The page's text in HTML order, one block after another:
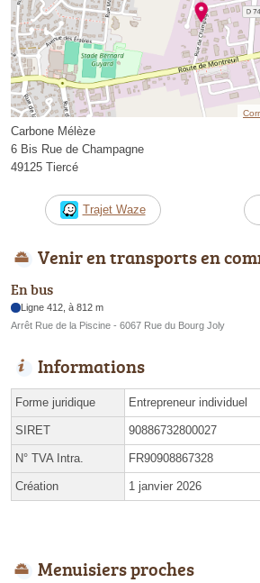
Carbone Mélèze
6 Bis Rue de Champagne
49125 Tiercé
Trajet Waze
Venir en transports en
En bus
Ligne 412, à 812 m
Arrêt Rue de la Piscine - 6067 Rue du Bourg Joly
Informations
Forme juridique Entrepreneur individuel
SIRET 90886732800027
N° TVA Intra. FR90908867328
Création 1 janvier 2026
Menuisiers proches